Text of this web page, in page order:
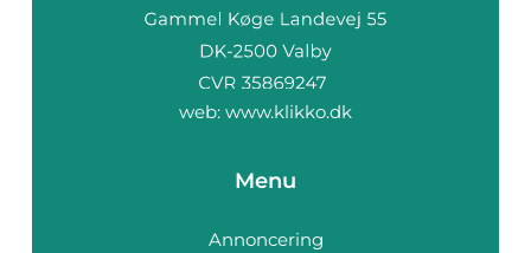
web: www.klikko.dk
Menu
Annoncering